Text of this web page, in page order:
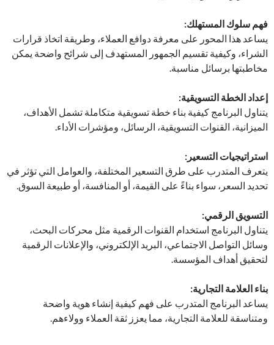
فهم سلوك المستهلك:
يساعد هذا المحور على معرفة دوافع العملاء، وطريقة اتخاذ قرارات
الشراء، وكيفية تقسيم الجمهور المستهدف إلى شرائح واضحة يمكن
مخاطبتها برسائل مناسبة.
إعداد الخطة التسويقية:
يتناول البرنامج كيفية بناء خطة تسويقية متكاملة تشمل الأهداف،
الميزانية، القنوات التسويقية، الرسائل، ومؤشرات الأداء.
استراتيجيات التسعير:
يتعرف المتدرب على طرق التسعير المختلفة، والعوامل التي تؤثر في
تحديد السعر، سواء بناءً على القيمة، أو المنافسة، أو طبيعة السوق.
التسويق الرقمي:
يتناول البرنامج استخدام القنوات الرقمية مثل محركات البحث،
وسائل التواصل الاجتماعي، البريد الإلكتروني، والإعلانات الرقمية
لتحقيق أهداف المؤسسة.
بناء العلامة التجارية:
يساعد البرنامج المتدرب على فهم كيفية إنشاء هوية واضحة
ومتناسقة للعلامة التجارية، مما يعزز ثقة العملاء وولاءهم.